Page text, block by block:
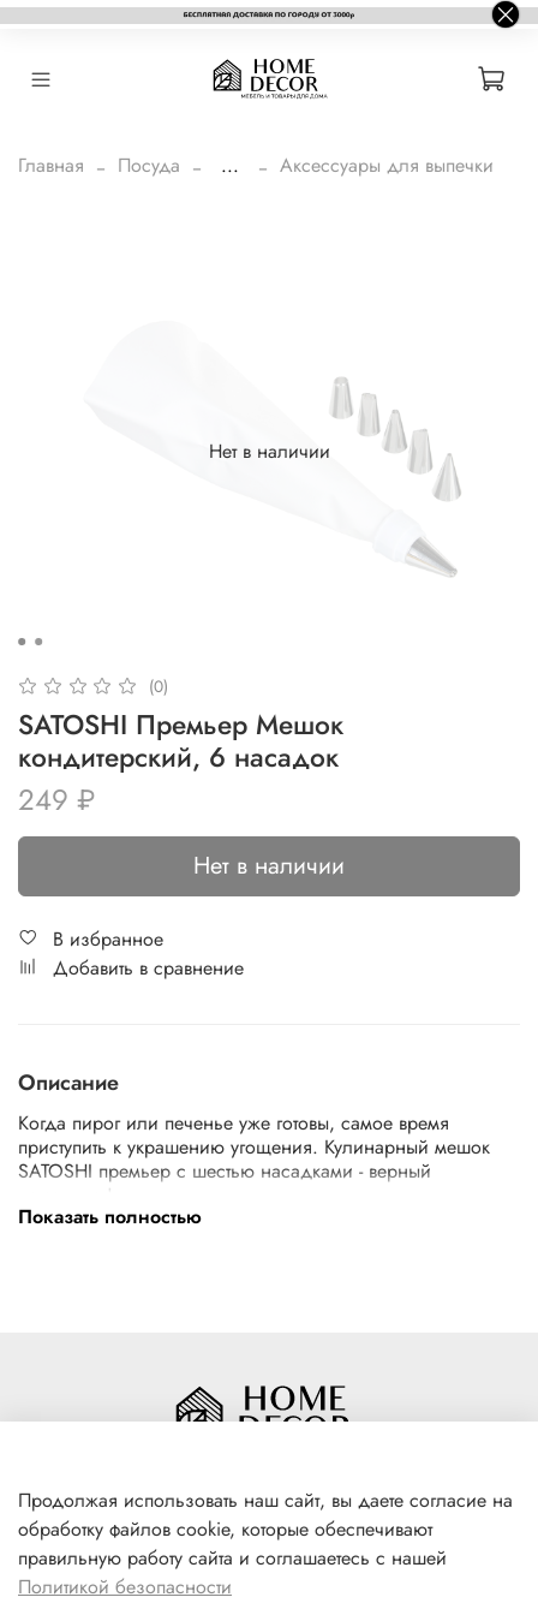
Главная Посуда ... Аксессуары для выпечки
Нет в наличии
(0)
SATOSHI Премьер Мешок
кондитерский, 6 насадок
249 ₽
Нет в наличии
В избранное
Добавить в сравнение
Описание
Когда пирог или печенье уже готовы, самое время
приступить к украшению угощения. Кулинарный мешок
SATOSHI премьер с шестью насадками - верный
помощник!
Показать полностью
+7(996) 316 00 81
г. Якутск, ул. Лермонтова 102
Продолжая использовать наш сайт, вы даете согласие на
обработку файлов cookie, которые обеспечивают
правильную работу сайта и соглашаетесь с нашей
Политикой безопасности